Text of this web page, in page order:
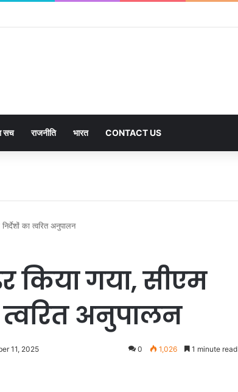
सच राजनीति भारत CONTACT US
का त्वरित अनुपालन
किया गया, सीएम
त्वरित अनुपालन
11, 2025 0 1,026 1 minute read